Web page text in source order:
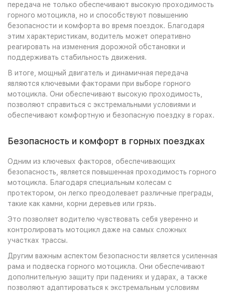
передача не только обеспечивают высокую проходимость
горного мотоцикла, но и способствуют повышению
безопасности и комфорта во время поездок. Благодаря
этим характеристикам, водитель может оперативно
реагировать на изменения дорожной обстановки и
поддерживать стабильность движения.
В итоге, мощный двигатель и динамичная передача
являются ключевыми факторами при выборе горного
мотоцикла. Они обеспечивают высокую проходимость,
позволяют справиться с экстремальными условиями и
обеспечивают комфортную и безопасную поездку в горах.
Безопасность и комфорт в горных поездках
Одним из ключевых факторов, обеспечивающих
безопасность, является повышенная проходимость горного
мотоцикла. Благодаря специальным колесам с
протектором, он легко преодолевает различные преграды,
такие как камни, корни деревьев или грязь.
Это позволяет водителю чувствовать себя уверенно и
контролировать мотоцикл даже на самых сложных
участках трассы.
Другим важным аспектом безопасности является усиленная
рама и подвеска горного мотоцикла. Они обеспечивают
дополнительную защиту при падениях и ударах, а также
позволяют адаптироваться к экстремальным условиям